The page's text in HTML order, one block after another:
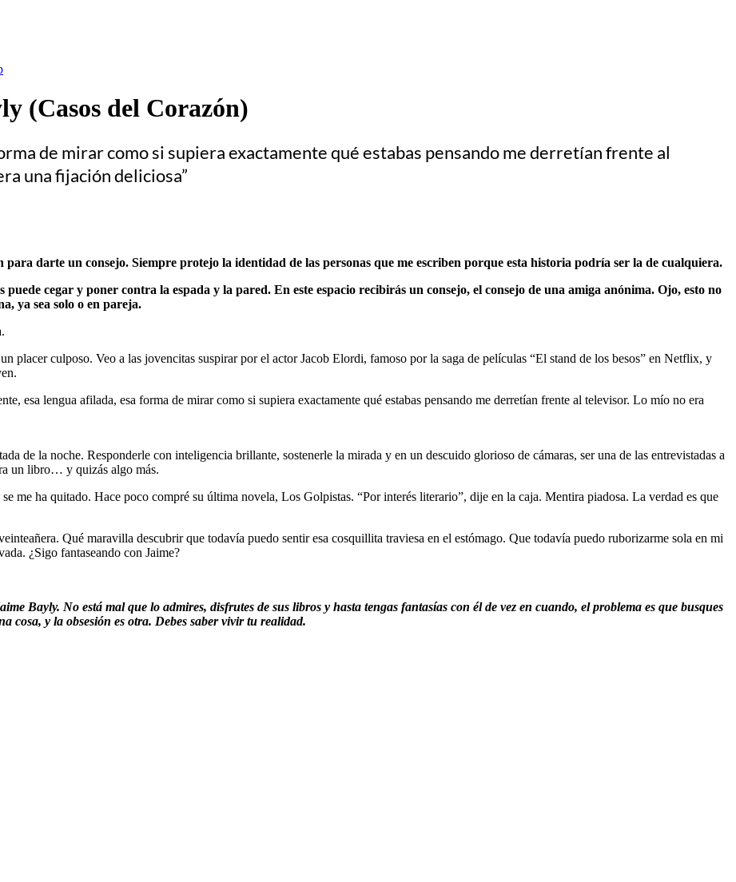
(Casos del Corazón)
de mirar como si supiera exactamente qué estabas pensando me derretían frente al
una fijación deliciosa”
darte un consejo. Siempre protejo la identidad de las personas que me escriben porque esta historia podría ser la de cualquiera.
cegar y poner contra la espada y la pared. En este espacio recibirás un consejo, el consejo de una amiga anónima. Ojo, esto no
ya sea solo o en pareja.
placer culposo. Veo a las jovencitas suspirar por el actor Jacob Elordi, famoso por la saga de películas “El stand de los besos” en Netflix, y
esa lengua afilada, esa forma de mirar como si supiera exactamente qué estabas pensando me derretían frente al televisor. Lo mío no era
de la noche. Responderle con inteligencia brillante, sostenerle la mirada y en un descuido glorioso de cámaras, ser una de las entrevistadas a
un libro… y quizás algo más.
me ha quitado. Hace poco compré su última novela, Los Golpistas. “Por interés literario”, dije en la caja. Mentira piadosa. La verdad es que
Qué maravilla descubrir que todavía puedo sentir esa cosquillita traviesa en el estómago. Que todavía puedo ruborizarme sola en mi
¿Sigo fantaseando con Jaime?
Bayly. No está mal que lo admires, disfrutes de sus libros y hasta tengas fantasías con él de vez en cuando, el problema es que busques
cosa, y la obsesión es otra. Debes saber vivir tu realidad.